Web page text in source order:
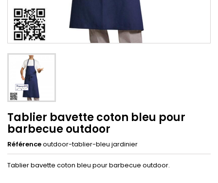
Tablier bavette coton bleu pour
barbecue outdoor
Référenceoutdoor-tablier-bleu jardinier
Tablier bavette coton bleu pour barbecue outdoor.